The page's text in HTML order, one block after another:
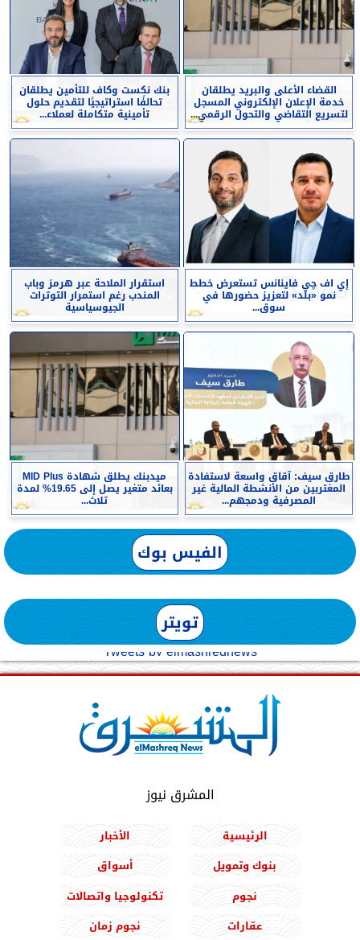
القضاء الأعلى والبريد يطلقان
خدمة الإعلان الإلكتروني المسجل
لتسريع التقاضي والتحول الرقمي...
بنك نكست وكاف للتأمين يطلقان
تحالفًا استراتيجيًا لتقديم حلول
تأمينية متكاملة لعملاء...
إي اف چي فاينانس تستعرض خطط
نمو «بلد» لتعزيز حضورها في
سوق...
استقرار الملاحة عبر هرمز وباب
المندب رغم استمرار التوترات
الجيوسياسية
طارق سيف: آقاق واسعة لاستفادة
المغتربين من الأنشطة المالية غير
المصرفية ودمجهم...
ميدبنك يطلق شهادة MID Plus
بعائد متغير يصل إلى 19.65% لمدة
ثلاث...
الفيس بوك
تويتر
Tweets by elmashreqnews
المشرق نيوز
الرئيسية
الأخبار
بنوك وتمويل
أسواق
نجوم
تكنولوجيا واتصالات
عقارات
نجوم زمان